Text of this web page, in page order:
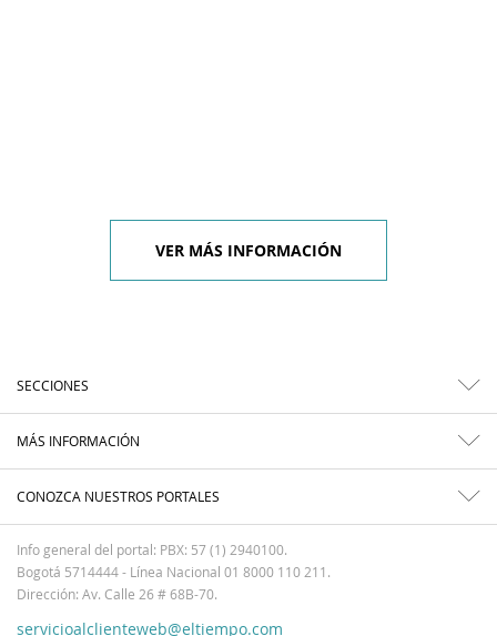
VER MÁS INFORMACIÓN
SECCIONES
MÁS INFORMACIÓN
CONOZCA NUESTROS PORTALES
Info general del portal: PBX: 57 (1) 2940100.
Bogotá 5714444 - Línea Nacional 01 8000 110 211.
Dirección: Av. Calle 26 # 68B-70.
servicioalclienteweb@eltiempo.com